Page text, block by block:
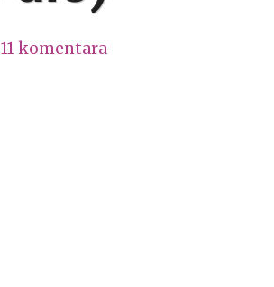
11 komentara